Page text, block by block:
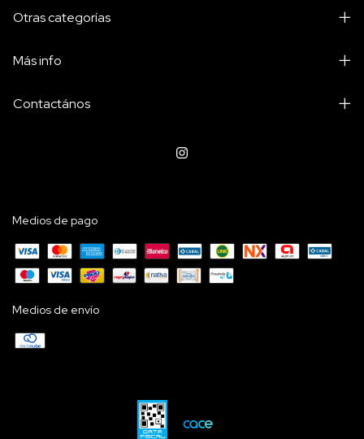
Otras categorías
Más info
Contactános
Medios de pago
Medios de envío